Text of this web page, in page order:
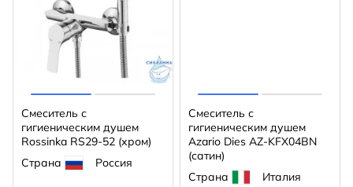
Смеситель с
гигиеническим душем
Rossinka RS29-52 (хром)
Страна
Россия
Смеситель с
гигиеническим душем
Azario Dies AZ-KFX04BN
(сатин)
Страна
Италия